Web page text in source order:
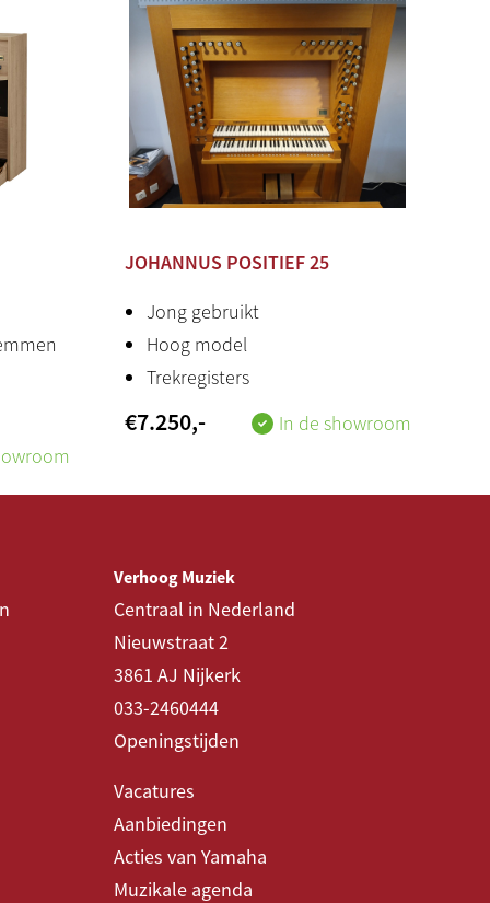
MOD-out, SEQ-out), Aux in/out
/ 5 luidsprekers)
JOHANNUS POSITIEF 25
Jong gebruikt
Hoog model
Trekregisters
€7.250,- In de showroom
Verhoog Muziek
Centraal in Nederland
Nieuwstraat 2
3861 AJ Nijkerk
033-2460444
Openingstijden
Vacatures
Aanbiedingen
Acties van Yamaha
Muzikale agenda